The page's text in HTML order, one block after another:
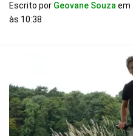
Escrito por Geovane Souza em
às 10:38